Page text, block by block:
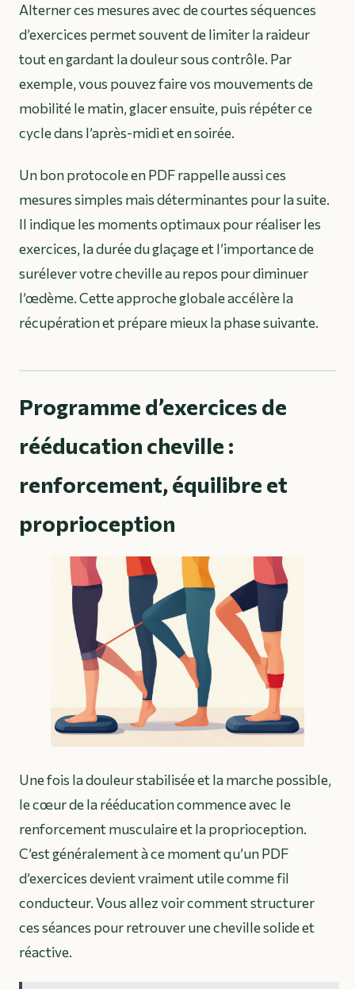
Alterner ces mesures avec de courtes séquences
d’exercices permet souvent de limiter la raideur
tout en gardant la douleur sous contrôle. Par
exemple, vous pouvez faire vos mouvements de
mobilité le matin, glacer ensuite, puis répéter ce
cycle dans l’après-midi et en soirée.
Un bon protocole en PDF rappelle aussi ces
mesures simples mais déterminantes pour la suite.
Il indique les moments optimaux pour réaliser les
exercices, la durée du glaçage et l’importance de
surélever votre cheville au repos pour diminuer
l’œdème. Cette approche globale accélère la
récupération et prépare mieux la phase suivante.
Programme d’exercices de
rééducation cheville :
renforcement, équilibre et
proprioception
Une fois la douleur stabilisée et la marche possible,
le cœur de la rééducation commence avec le
renforcement musculaire et la proprioception.
C’est généralement à ce moment qu’un PDF
d’exercices devient vraiment utile comme fil
conducteur. Vous allez voir comment structurer
ces séances pour retrouver une cheville solide et
réactive.